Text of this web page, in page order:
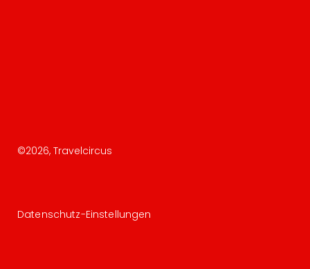
©2026, Travelcircus
Datenschutz-Einstellungen